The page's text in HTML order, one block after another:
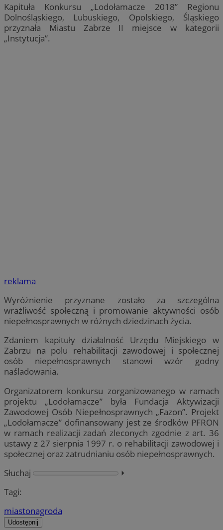
Kapituła Konkursu „Lodołamacze 2018” Regionu
Dolnośląskiego, Lubuskiego, Opolskiego, Śląskiego
przyznała Miastu Zabrze II miejsce w kategorii
„Instytucja”.
reklama
Wyróżnienie przyznane zostało za szczególna
wrażliwość społeczną i promowanie aktywności osób
niepełnosprawnych w różnych dziedzinach życia.
Zdaniem kapituły działalność Urzędu Miejskiego w
Zabrzu na polu rehabilitacji zawodowej i społecznej
osób niepełnosprawnych stanowi wzór godny
naśladowania.
Organizatorem konkursu zorganizowanego w ramach
projektu „Lodołamacze” była Fundacja Aktywizacji
Zawodowej Osób Niepełnosprawnych „Fazon”. Projekt
„Lodołamacze” dofinansowany jest ze środków PFRON
w ramach realizacji zadań zleconych zgodnie z art. 36
ustawy z 27 sierpnia 1997 r. o rehabilitacji zawodowej i
społecznej oraz zatrudnianiu osób niepełnosprawnych.
Słuchaj
⏵︎
Tagi:
miastonagroda
Udostępnij